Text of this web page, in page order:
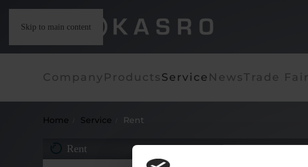
Skip to main content
Company ProductsService NewsTrade
Home Service Rent
Rent